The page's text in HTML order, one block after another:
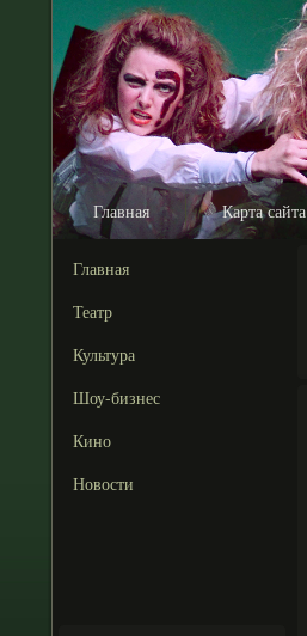
Главная Карта сайта
Главная
Театр
Культура
Шоу-бизнес
Кино
Новости